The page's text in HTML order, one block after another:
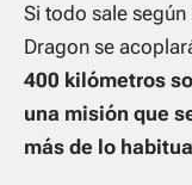
Si todo sale
Dragon se
400 kilómetros
una misión que
más de lo